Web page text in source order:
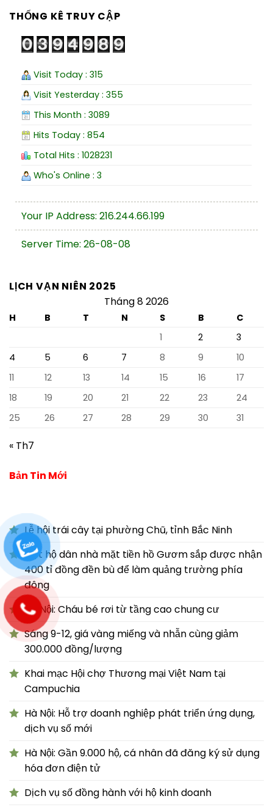
THỐNG KÊ TRUY CẬP
Visit Today : 315
Visit Yesterday : 355
This Month : 3089
Hits Today : 854
Total Hits : 1028231
Who's Online : 3
Your IP Address: 216.244.66.199
Server Time: 26-08-08
LỊCH VẠN NIÊN 2025
Tháng 8 2026
H B T N S B
C
1
2
3
4
5 6 7 8 9
10
11
12 13 14 15 16
17
18
19 20 21 22 23
24
25
26 27 28 29 30 31
« Th7
Bản Tin Mới
Lễ hội trái cây tại phường Chũ, tỉnh Bắc Ninh
Một hộ dân nhà mặt tiền hồ Gươm sắp được nhận
400 tỉ đồng đền bù để làm quảng trường phía
đông
Hà Nội: Cháu bé rơi từ tầng cao chung cư
Sáng 9-12, giá vàng miếng và nhẫn cùng giảm
300.000 đồng/lượng
Khai mạc Hội chợ Thương mại Việt Nam tại
Campuchia
Hà Nội: Hỗ trợ doanh nghiệp phát triển ứng dụng,
dịch vụ số mới
Hà Nội: Gần 9.000 hộ, cá nhân đã đăng ký sử dụng
hóa đơn điện tử
Dịch vụ số đồng hành với hộ kinh doanh